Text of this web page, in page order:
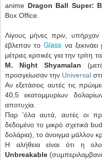
anime Dragon Ball Super:
Box Office.
Λίγους μήνες πριν,
έβλεπαν τοGlass να
μέτριες κριτικές για την
M. Night Shyamalan
προσγείωσαν την Universal
Αν εξετάσεις αυτές τις
40,5 εκατομμυρίων
αποτυχία.
Παρ 'όλα αυτά, αυτές οι
δεδομένο το μικρό σχετικά
δολάρια), το άνοιγμα μάλλον
Η αλήθεια είναι ότι η
Unbreakable